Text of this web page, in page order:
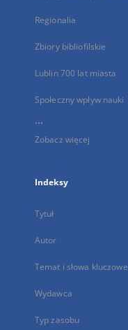
Regionalia
Zbiory bibliofilskie
Lublin 700 lat miasta
Społeczny wpływ nauki
...
Zobacz więcej
Indeksy
Tytuł
Autor
Temat i słowa kluczowe
Wydawca
Typ zasobu